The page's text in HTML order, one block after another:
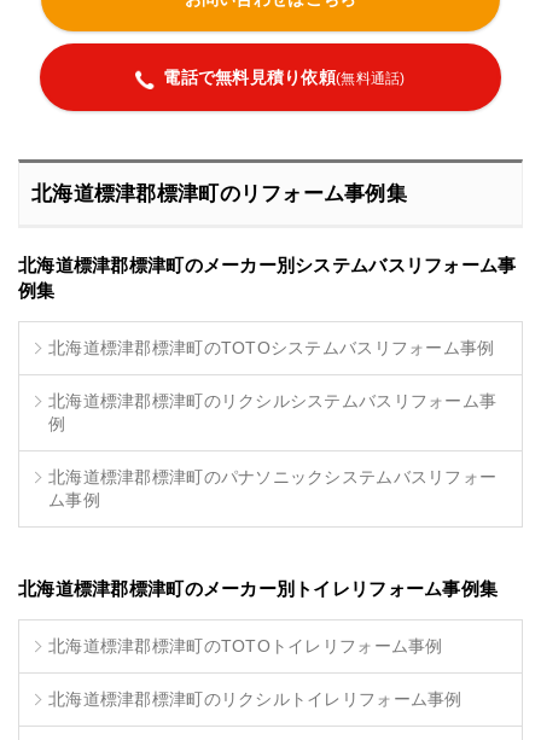
電話で無料見積り依頼(無料通話)
北海道標津郡標津町のリフォーム事例集
北海道標津郡標津町のメーカー別システムバスリフォーム事
例集
北海道標津郡標津町のTOTOシステムバスリフォーム事例
北海道標津郡標津町のリクシルシステムバスリフォーム事
例
北海道標津郡標津町のパナソニックシステムバスリフォー
ム事例
北海道標津郡標津町のメーカー別トイレリフォーム事例集
北海道標津郡標津町のTOTOトイレリフォーム事例
北海道標津郡標津町のリクシルトイレリフォーム事例